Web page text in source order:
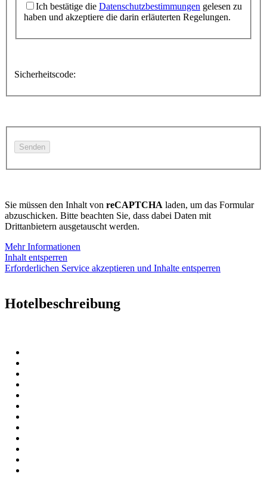
Ich bestätige die Datenschutzbestimmungen gelesen zu
haben und akzeptiere die darin erläuterten Regelungen.
Sicherheitscode:
Sie müssen den Inhalt von reCAPTCHA laden, um das Formular
abzuschicken. Bitte beachten Sie, dass dabei Daten mit
Drittanbietern ausgetauscht werden.
Mehr Informationen
Inhalt entsperren
Erforderlichen Service akzeptieren und Inhalte entsperren
Hotelbeschreibung